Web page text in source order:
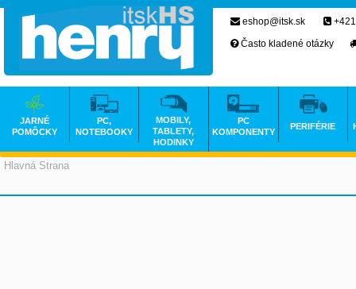
Hlavná Strana
eshop@itsk.sk
Často kladené otázky
JARNÉ
POMÔCKY
PC,
NOTEBOOKY
MOBILY,
TABLETY,
HODINKY
PC
KOMPONENTY
PERIFÉRIE